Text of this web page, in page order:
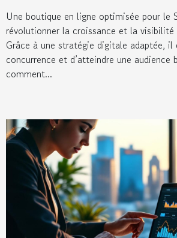
Une boutique en ligne optimisée pour le
révolutionner la croissance et la
Grâce à une stratégie digitale adaptée, il
concurrence et d’atteindre une audience
comment...